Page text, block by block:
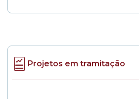
Projetos em tramitação